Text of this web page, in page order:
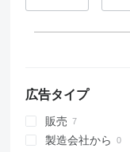
広告タイプ
販売
製造会社から